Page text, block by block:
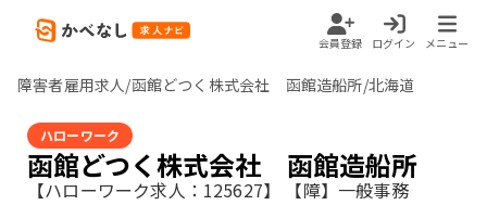
会員登録 ログイン メニュー
障害者雇用求人/函館どつく株式会社 函館造船所/北海道
ハローワーク
函館どつく株式会社 函館造船所
【ハローワーク求人：125627】 【障】一般事務